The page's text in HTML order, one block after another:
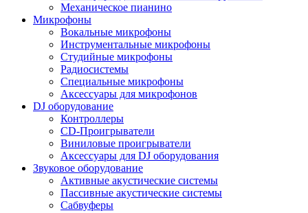
Механическое пианино
Микрофоны
Вокальные микрофоны
Инструментальные микрофоны
Студийные микрофоны
Радиосистемы
Специальные микрофоны
Аксессуары для микрофонов
DJ оборудование
Контроллеры
CD-Проигрыватели
Виниловые проигрыватели
Аксессуары для DJ оборудования
Звуковое оборудование
Активные акустические системы
Пассивные акустические системы
Сабвуферы